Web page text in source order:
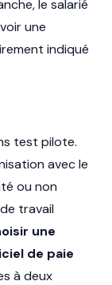
le salarié
une
indiqué
test pilote.
avec le
ou non
travail
une
de paie
à deux